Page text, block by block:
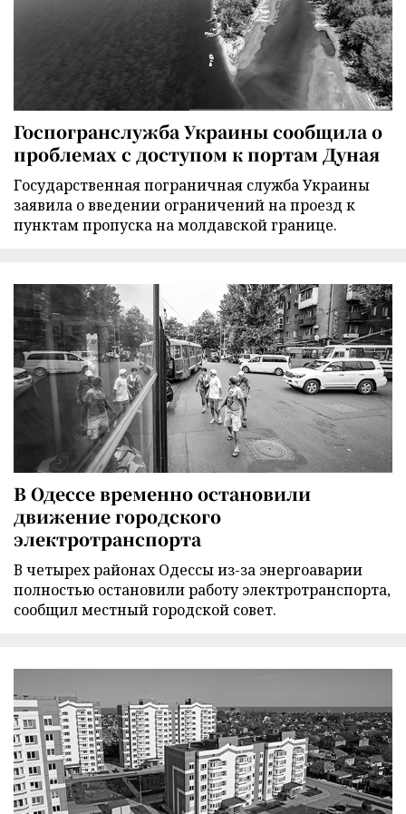
Госпогранслужба Украины сообщила о
проблемах с доступом к портам Дуная
Государственная пограничная служба Украины
заявила о введении ограничений на проезд к
пунктам пропуска на молдавской границе.
В Одессе временно остановили
движение городского
электротранспорта
В четырех районах Одессы из-за энергоаварии
полностью остановили работу электротранспорта,
сообщил местный городской совет.